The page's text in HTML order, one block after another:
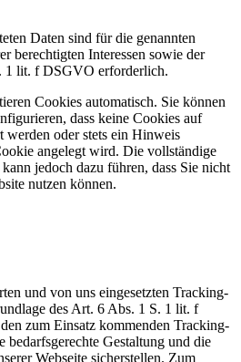
Daten sind für die genannten
berechtigten Interessen sowie der
1 lit. f DSGVO erforderlich.
Cookies automatisch. Sie können
dass keine Cookies auf
werden oder stets ein Hinweis
angelegt wird. Die vollständige
jedoch dazu führen, dass Sie nicht
nutzen können.
und von uns eingesetzten Tracking-
des Art. 6 Abs. 1 S. 1 lit. f
zum Einsatz kommenden Tracking-
Gestaltung und die
Webseite sicherstellen. Zum